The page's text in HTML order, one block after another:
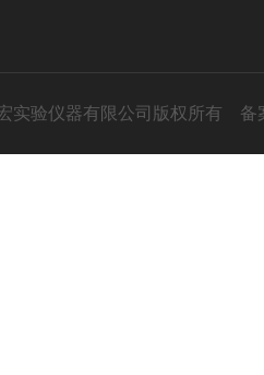
实验仪器有限公司版权所有 备